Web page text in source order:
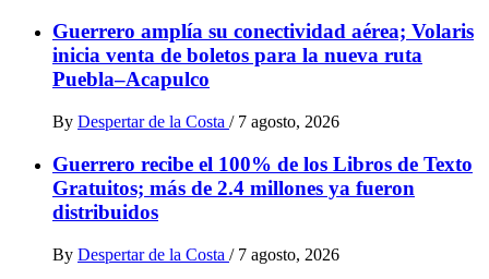
Guerrero amplía su conectividad aérea; Volaris
inicia venta de boletos para la nueva ruta
Puebla–Acapulco
By Despertar de la Costa / 7 agosto, 2026
Guerrero recibe el 100% de los Libros de Texto
Gratuitos; más de 2.4 millones ya fueron
distribuidos
By Despertar de la Costa / 7 agosto, 2026